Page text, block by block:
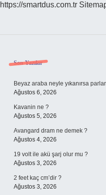
https://smartdus.com.tr
Sidebar
Son Yazılar
Beyaz araba neyle yıkanırsa
Ağustos 6, 2026
Kavanin ne ?
Ağustos 5, 2026
Avangard dram ne demek ?
Ağustos 4, 2026
19 volt ile akü şarj olur mu ?
Ağustos 3, 2026
2 feet kaç cm’dir ?
Ağustos 3, 2026